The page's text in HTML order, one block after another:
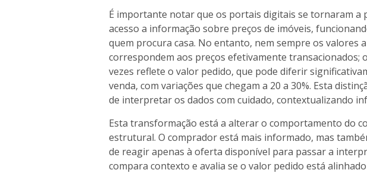
É importante notar que os portais digitais se tornaram a
acesso a informação sobre preços de imóveis,
quem procura casa. No entanto, nem sempre os valores
correspondem aos preços efetivamente transacionados;
vezes reflete o valor pedido, que pode diferir
venda, com variações que chegam a 20 a 30%. Esta
de interpretar os dados com cuidado, contextualizando
Esta transformação está a alterar o comportamento do
estrutural. O comprador está mais informado, mas
de reagir apenas à oferta disponível para passar a
compara contexto e avalia se o valor pedido está